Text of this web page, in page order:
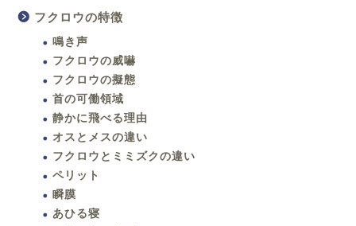
フクロウの特徴
鳴き声
フクロウの威嚇
フクロウの擬態
首の可働領域
静かに飛べる理由
オスとメスの違い
フクロウとミミズクの違い
ペリット
瞬膜
あひる寝